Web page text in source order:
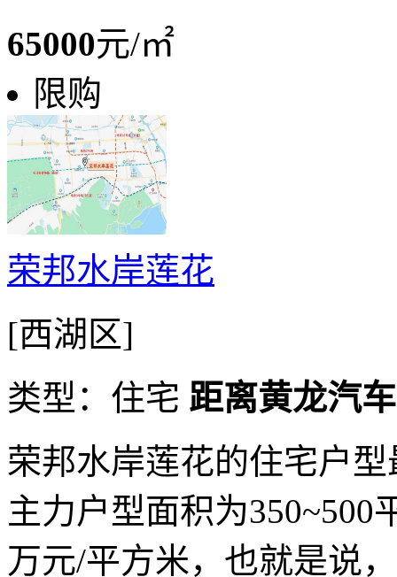
65000元/㎡
限购
荣邦水岸莲花
[西湖区]
类型：住宅 距离黄龙汽
荣邦水岸莲花的住宅户
主力户型面积为350~500
万元/平方米，也就是说